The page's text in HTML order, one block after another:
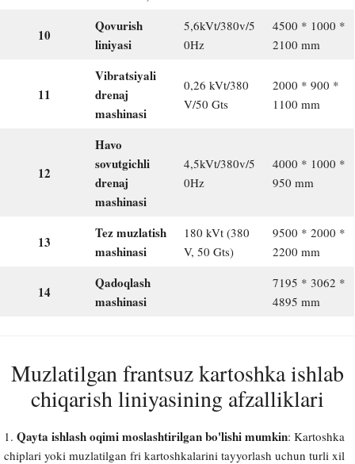
10
Qovurish
liniyasi
5,6kVt/380v/5
0Hz
4500 * 1000 *
2100 mm
11
Vibratsiyali
drenaj
mashinasi
0,26 kVt/380
V/50 Gts
2000 * 900 *
1100 mm
12
Havo
sovutgichli
drenaj
mashinasi
4,5kVt/380v/5
0Hz
4000 * 1000 *
950 mm
13
Tez muzlatish
mashinasi
180 kVt (380
V, 50 Gts)
9500 * 2000 *
2200 mm
14
Qadoqlash
mashinasi
7195 * 3062 *
4895 mm
Muzlatilgan frantsuz kartoshka ishlab
chiqarish liniyasining afzalliklari
1. Qayta ishlash oqimi moslashtirilgan bo'lishi mumkin: Kartoshka
chiplari yoki muzlatilgan fri kartoshkalarini tayyorlash uchun turli xil